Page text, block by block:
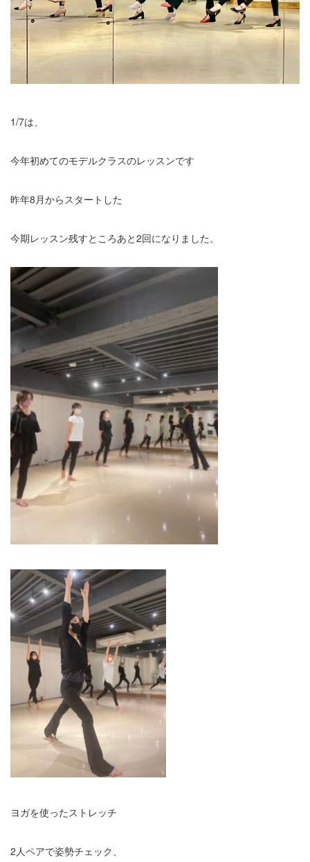
1/7は、
今年初めてのモデルクラスのレッスンです
昨年8月からスタートした
今期レッスン残すところあと2回になりました。
ヨガを使ったストレッチ
2人ペアで姿勢チェック、